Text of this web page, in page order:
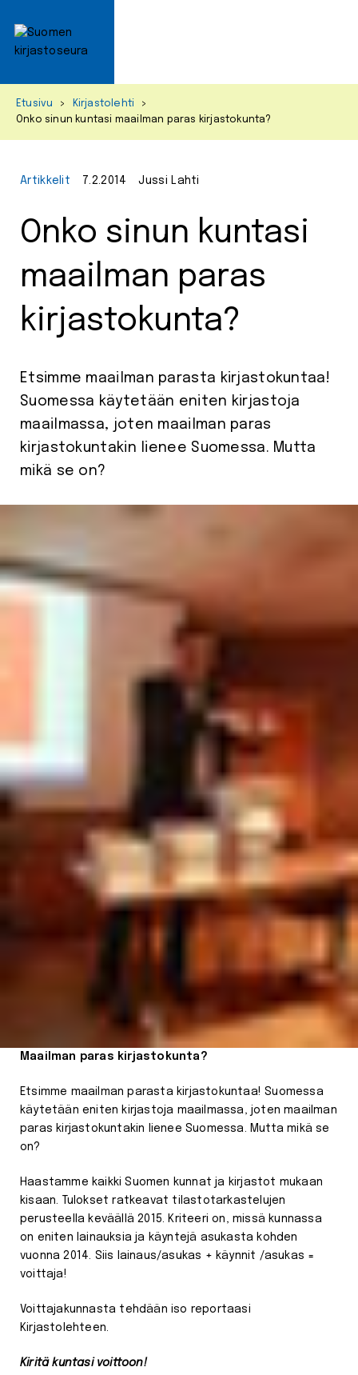
Etusivu > Kirjastolehti
>
Onko sinun kuntasi maailman paras kirjastokunta?
Artikkelit 7.2.2014 Jussi Lahti
Onko sinun kuntasi
maailman paras
kirjastokunta?
Etsimme maailman parasta kirjastokuntaa!
Suomessa käytetään eniten kirjastoja
maailmassa, joten maailman paras
kirjastokuntakin lienee Suomessa. Mutta
mikä se on?
Maailman paras kirjastokunta?
Etsimme maailman parasta kirjastokuntaa! Suomessa
käytetään eniten kirjastoja maailmassa, joten maailman
paras kirjastokuntakin lienee Suomessa. Mutta mikä se
on?
Haastamme kaikki Suomen kunnat ja kirjastot mukaan
kisaan. Tulokset ratkeavat tilastotarkastelujen
perusteella keväällä 2015. Kriteeri on, missä kunnassa
on eniten lainauksia ja käyntejä asukasta kohden
vuonna 2014. Siis lainaus/asukas + käynnit /asukas =
voittaja!
Voittajakunnasta tehdään iso reportaasi
Kirjastolehteen.
Kiritä kuntasi voittoon!